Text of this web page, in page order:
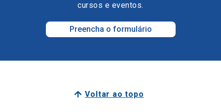
cursos e eventos.
Preencha o formulário
Voltar ao topo